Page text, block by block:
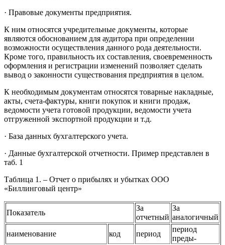
· Правовые документы предприятия.
К ним относятся учредительные документы, которые
являются обоснованием для аудитора при определении
возможности осуществления данного рода деятельности.
Кроме того, правильность их составления, своевременность
оформления и регистрации изменений позволяет сделать
вывод о законности существования предприятия в целом.
К необходимым документам относятся товарные накладные,
акты, счета-фактуры, книги покупок и книги продаж,
ведомости учета готовой продукции, ведомости учета
отгруженной экспортной продукции и т.д.
· База данных бухгалтерского учета.
· Данные бухгалтерской отчетности. Пример представлен в
таб. 1
Таблица 1. – Отчет о прибылях и убытках ООО
«Биллинговый центр»
Показатель
За
отчетный
За
аналогичный
наименование
код период
период
преды-